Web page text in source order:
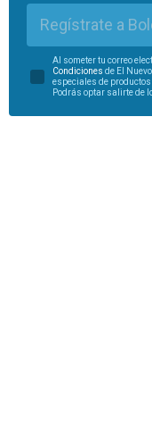
Regístrate a
Al someter tu correo
Condiciones de El
especiales de
Podrás optar salirte de